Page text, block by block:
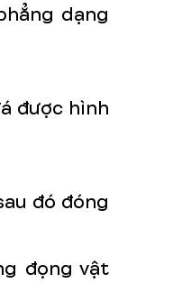
dạng
được hình
đó đóng
đọng vật